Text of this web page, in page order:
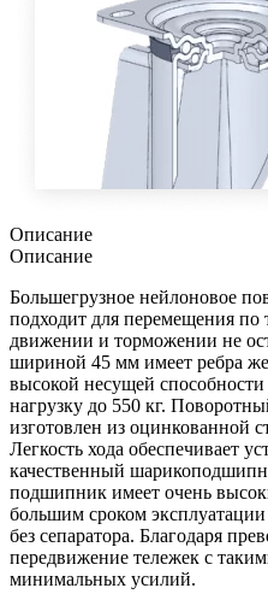
Описание
Описание
Большегрузное нейлоновое
подходит для перемещения
движении и торможении не
шириной 45 мм имеет ребра
высокой несущей
нагрузку до 550 кг.
изготовлен из оцинкованной
Легкость хода обеспечивает
качественный
подшипник имеет очень
большим сроком
без сепаратора. Благодаря
передвижение тележек с
минимальных усилий.